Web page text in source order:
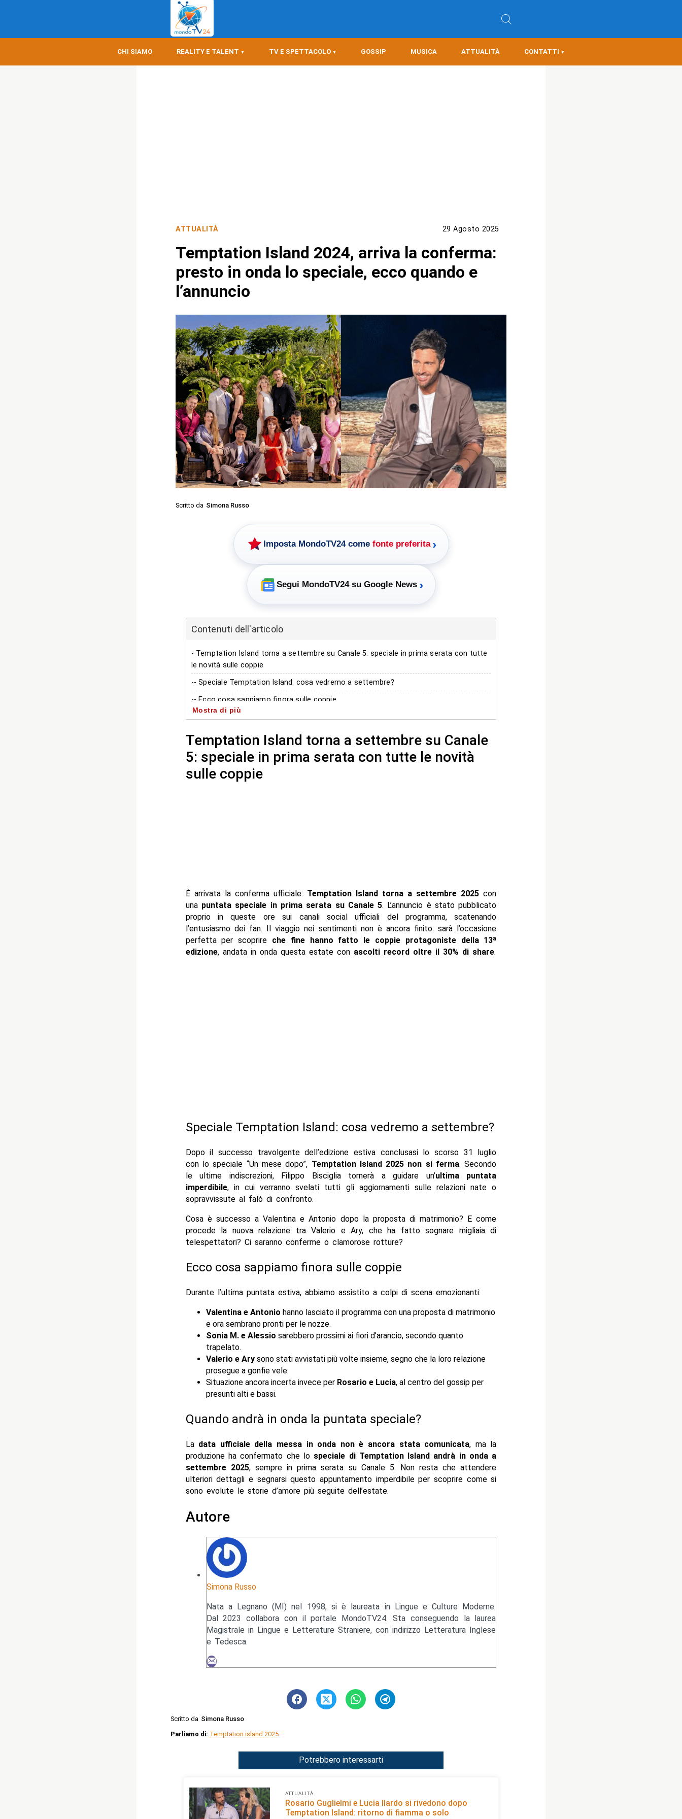
CHI SIAMO REALITY E TALENT TV E SPETTACOLO GOSSIP MUSICA ATTUALITÀ CONTATTI
ATTUALITÀ 29 Agosto 2025
Temptation Island 2024, arriva la conferma:
presto in onda lo speciale, ecco quando e
l’annuncio
Scritto da Simona Russo
Imposta MondoTV24 come fonte preferita ›
Segui MondoTV24 su Google News ›
Contenuti dell'articolo
- Temptation Island torna a settembre su Canale 5: speciale in prima serata con tutte
le novità sulle coppie
-- Speciale Temptation Island: cosa vedremo a settembre?
-- Ecco cosa sappiamo finora sulle coppie
-- Quando andrà in onda la puntata speciale?
- Autore
Mostra di più
Temptation Island torna a settembre su Canale
5: speciale in prima serata con tutte le novità
sulle coppie
È arrivata la conferma ufficiale: Temptation Island torna a settembre 2025 con
una puntata speciale in prima serata su Canale 5. L’annuncio è stato pubblicato
proprio in queste ore sui canali social ufficiali del programma, scatenando
l’entusiasmo dei fan. Il viaggio nei sentimenti non è ancora finito: sarà l’occasione
perfetta per scoprire che fine hanno fatto le coppie protagoniste della 13ª
edizione, andata in onda questa estate con ascolti record oltre il 30% di share.
Speciale Temptation Island: cosa vedremo a settembre?
Dopo il successo travolgente dell’edizione estiva conclusasi lo scorso 31 luglio
con lo speciale “Un mese dopo”, Temptation Island 2025 non si ferma. Secondo
le ultime indiscrezioni, Filippo Bisciglia tornerà a guidare un’ultima puntata
imperdibile, in cui verranno svelati tutti gli aggiornamenti sulle relazioni nate o
sopravvissute al falò di confronto.
Cosa è successo a Valentina e Antonio dopo la proposta di matrimonio? E come
procede la nuova relazione tra Valerio e Ary, che ha fatto sognare migliaia di
telespettatori? Ci saranno conferme o clamorose rotture?
Ecco cosa sappiamo finora sulle coppie
Durante l’ultima puntata estiva, abbiamo assistito a colpi di scena emozionanti:
Valentina e Antonio hanno lasciato il programma con una proposta di matrimonio
e ora sembrano pronti per le nozze.
Sonia M. e Alessio sarebbero prossimi ai fiori d’arancio, secondo quanto
trapelato.
Valerio e Arysono stati avvistati più volte insieme, segno che la loro relazione
prosegue a gonfie vele.
Situazione ancora incerta invece per Rosario e Lucia, al centro del gossip per
presunti alti e bassi.
Quando andrà in onda la puntata speciale?
La data ufficiale della messa in onda non è ancora stata comunicata, ma la
produzione ha confermato che lo speciale di Temptation Island andrà in onda a
settembre 2025, sempre in prima serata su Canale 5. Non resta che attendere
ulteriori dettagli e segnarsi questo appuntamento imperdibile per scoprire come si
sono evolute le storie d’amore più seguite dell’estate.
Autore
Simona Russo
Nata a Legnano (MI) nel 1998, si è laureata in Lingue e Culture Moderne.
Dal 2023 collabora con il portale MondoTV24. Sta conseguendo la laurea
Magistrale in Lingue e Letterature Straniere, con indirizzo Letteratura Inglese
e Tedesca.
Scritto da Simona Russo
Parliamo di: Temptation island 2025
Potrebbero interessarti
ATTUALITÀ
Rosario Guglielmi e Lucia Ilardo si rivedono dopo
Temptation Island: ritorno di fiamma o solo